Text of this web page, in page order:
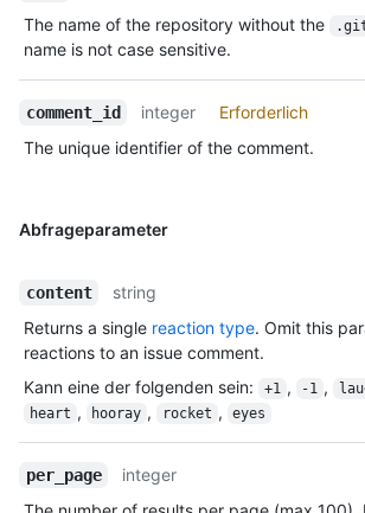
The name of the repository without the
name is not case sensitive.
comment_id integer
Erforderlich
The unique identifier of the comment.
Abfrageparameter
content
string
Returns a single reaction type. Omit this
reactions to an issue comment.
Kann eine der folgenden sein: +1 , -1 ,
heart , hooray , rocket , eyes
per_page
integer